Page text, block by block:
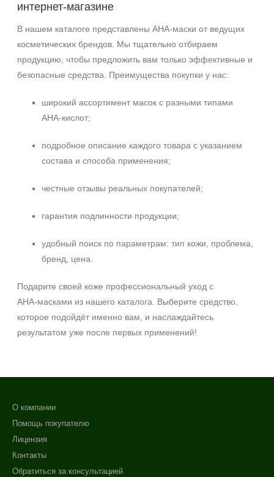
интернет‑магазине
В нашем каталоге представлены AHA‑маски от ведущих
косметических брендов. Мы тщательно отбираем
продукцию, чтобы предложить вам только эффективные и
безопасные средства. Преимущества покупки у нас:
широкий ассортимент масок с разными типами
AHA‑кислот;
подробное описание каждого товара с указанием
состава и способа применения;
честные отзывы реальных покупателей;
гарантия подлинности продукции;
удобный поиск по параметрам: тип кожи, проблема,
бренд, цена.
Подарите своей коже профессиональный уход с
AHA‑масками из нашего каталога. Выберите средство,
которое подойдёт именно вам, и наслаждайтесь
результатом уже после первых применений!
О компании
Помощь покупателю
Лицензия
Контакты
Обратиться за консультацией